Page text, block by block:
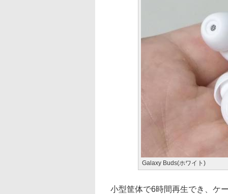
Galaxy Buds(ホワイト)
小型筐体で6時間再生でき、ケ